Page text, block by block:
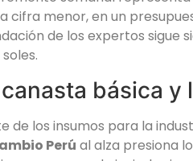
cifra menor, en un
de los expertos sigue
básica y
de los insumos para la
Perú al alza presiona